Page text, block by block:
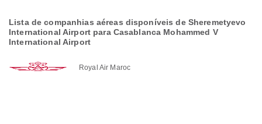
Lista de companhias aéreas disponíveis de Sheremetyevo
International Airport para Casablanca Mohammed V
International Airport
Royal Air Maroc